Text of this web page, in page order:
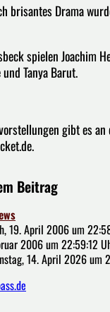
brisantes Drama
spielen Joachim
Tanya Barut.
gibt es
Beitrag
19. April 2006 um
2006 um 22:59:12
14. April 2026 um